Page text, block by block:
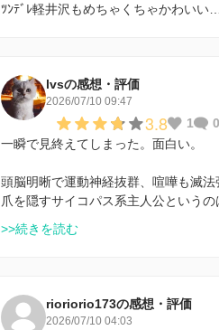
ﾂﾝﾃﾞﾚ軽井沢もめちゃくちゃかわいい
lvsの感想・評価
2026/07/10 09:47
3.8 1
0
一瞬で見終えてしまった。面白い。
頭脳明晰で運動神経抜群、喧嘩も滅
爪を隠すサイコパス系主人公という
>>続きを読む
rioriorio173の感想・評価
2026/07/10 04:03